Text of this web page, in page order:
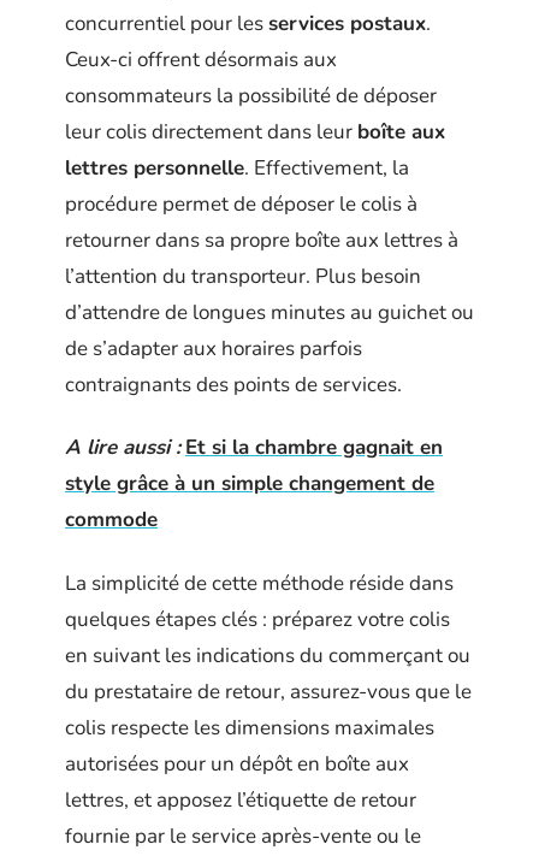
concurrentiel pour lesservices postaux.
Ceux-ci offrent désormais aux
consommateurs la possibilité de déposer
leur colis directement dans leur boîte aux
lettres personnelle. Effectivement, la
procédure permet de déposer le colis à
retourner dans sa propre boîte aux lettres à
l’attention du transporteur. Plus besoin
d’attendre de longues minutes au guichet ou
de s’adapter aux horaires parfois
contraignants des points de services.
A lire aussi : Et si la chambre gagnait en
style grâce à un simple changement de
commode
La simplicité de cette méthode réside dans
quelques étapes clés : préparez votre colis
en suivant les indications du commerçant ou
du prestataire de retour, assurez-vous que le
colis respecte les dimensions maximales
autorisées pour un dépôt en boîte aux
lettres, et apposez l’étiquette de retour
fournie par le service après-vente ou le